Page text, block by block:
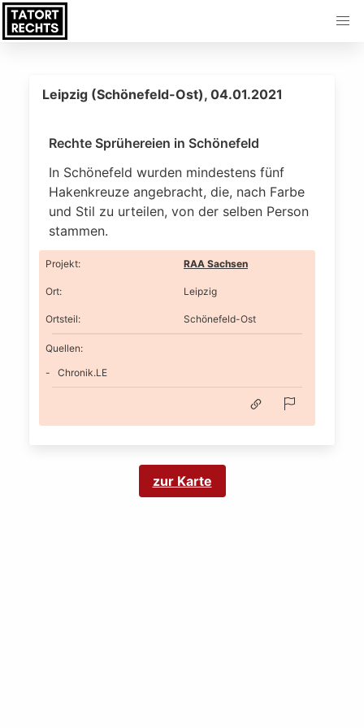
Leipzig (Schönefeld-Ost), 04.01.2021
Rechte Sprühereien in Schönefeld
In Schönefeld wurden mindestens fünf
Hakenkreuze angebracht, die, nach Farbe
und Stil zu urteilen, von der selben Person
stammen.
Projekt: RAA Sachsen
Ort: Leipzig
Ortsteil: Schönefeld-Ost
Quellen:
Chronik.LE
zur Karte